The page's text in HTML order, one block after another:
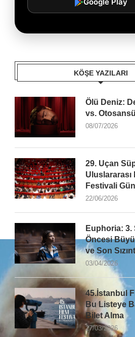
KÖŞE YAZILARI
Ölü Deniz:
vs.
08/07/2026
29. Uçan
Uluslararası
Festivali
22/06/2026
Euphoria: 3.
Öncesi
ve Son
03/04/2026
45.İstanbul
Bu Listeye
Bilet Alma
27/03/2026